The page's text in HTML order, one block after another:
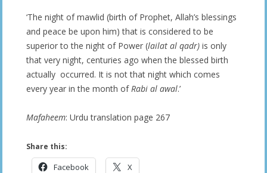
‘The night of mawlid (birth of Prophet, Allah’s blessings
and peace be upon him) that is considered to be
superior to the night of Power (lailat al qadr) is only
that very night, centuries ago when the blessed birth
actually occurred. It is not that night which comes
every year in the month of Rabi al awal.’
Mafaheem: Urdu translation page 267
Share this:
Facebook X